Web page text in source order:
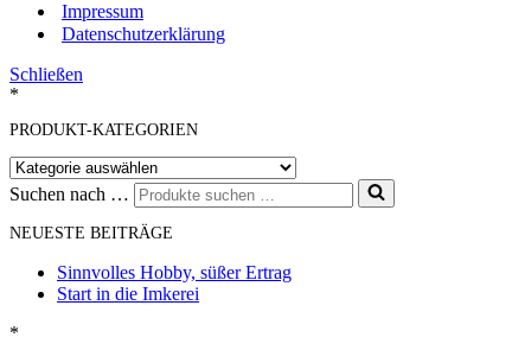
Impressum
Datenschutzerklärung
Schließen
*
PRODUKT-KATEGORIEN
Suchen nach …
NEUESTE BEITRÄGE
Sinnvolles Hobby, süßer Ertrag
Start in die Imkerei
*